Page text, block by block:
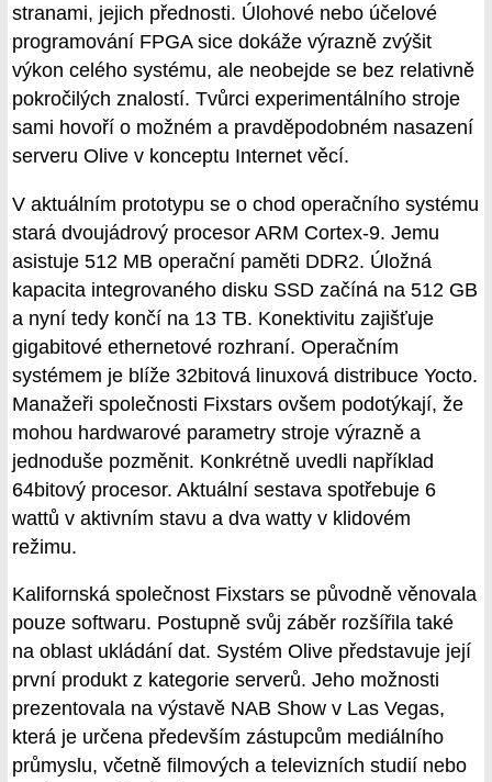
stranami, jejich přednosti. Úlohové nebo účelové
programování FPGA sice dokáže výrazně zvýšit
výkon celého systému, ale neobejde se bez relativně
pokročilých znalostí. Tvůrci experimentálního stroje
sami hovoří o možném a pravděpodobném nasazení
serveru Olive v konceptu Internet věcí.
V aktuálním prototypu se o chod operačního systému
stará dvoujádrový procesor ARM Cortex-9. Jemu
asistuje 512 MB operační paměti DDR2. Úložná
kapacita integrovaného disku SSD začíná na 512 GB
a nyní tedy končí na 13 TB. Konektivitu zajišťuje
gigabitové ethernetové rozhraní. Operačním
systémem je blíže 32bitová linuxová distribuce Yocto.
Manažeři společnosti Fixstars ovšem podotýkají, že
mohou hardwarové parametry stroje výrazně a
jednoduše pozměnit. Konkrétně uvedli například
64bitový procesor. Aktuální sestava spotřebuje 6
wattů v aktivním stavu a dva watty v klidovém
režimu.
Kalifornská společnost Fixstars se původně věnovala
pouze softwaru. Postupně svůj záběr rozšířila také
na oblast ukládání dat. Systém Olive představuje její
první produkt z kategorie serverů. Jeho možnosti
prezentovala na výstavě NAB Show v Las Vegas,
která je určena především zástupcům mediálního
průmyslu, včetně filmových a televizních studií nebo